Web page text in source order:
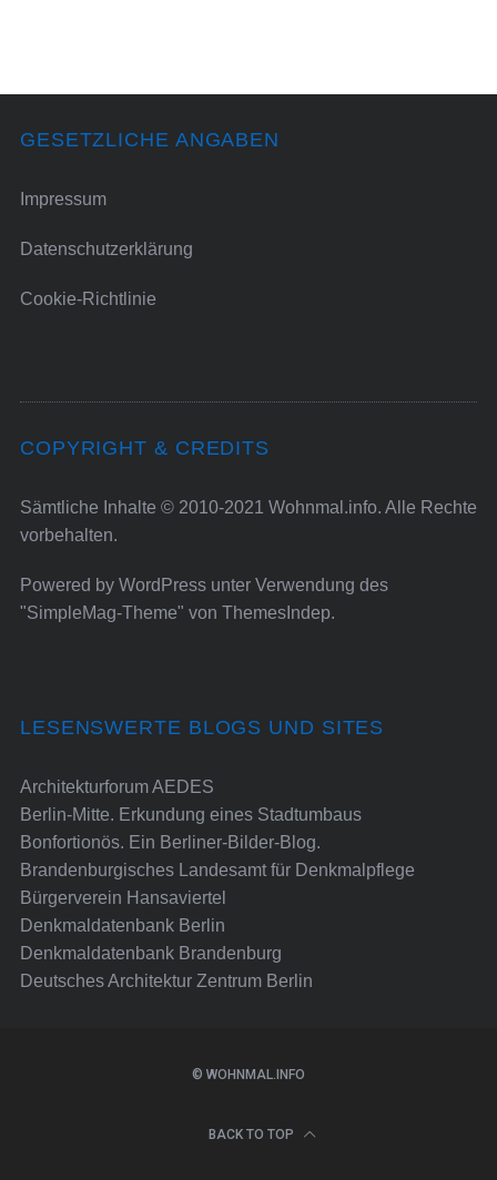
GESETZLICHE ANGABEN
Impressum
Datenschutzerklärung
Cookie-Richtlinie
COPYRIGHT & CREDITS
Sämtliche Inhalte © 2010-2021 Wohnmal.info. Alle Rechte
vorbehalten.
Powered by WordPressunter Verwendung des
"SimpleMag-Theme" von ThemesIndep.
LESENSWERTE BLOGS UND SITES
Architekturforum AEDES
Berlin-Mitte. Erkundung eines Stadtumbaus
Bonfortionös. Ein Berliner-Bilder-Blog.
Brandenburgisches Landesamt für Denkmalpflege
Bürgerverein Hansaviertel
Denkmaldatenbank Berlin
Denkmaldatenbank Brandenburg
Deutsches Architektur Zentrum Berlin
© WOHNMAL.INFO
BACK TO TOP